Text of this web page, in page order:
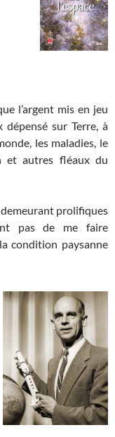
l’argent mis en jeu
dépensé sur Terre, à
les maladies, le
et autres fléaux du
prolifiques
pas de me faire
condition paysanne